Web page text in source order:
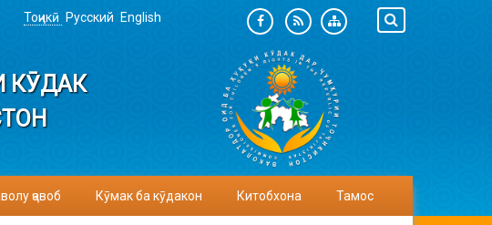
Тоҷикӣ Русский English
КӮДАК
ҷавоб Кӯмак ба кӯдакон Китобхона Тамос